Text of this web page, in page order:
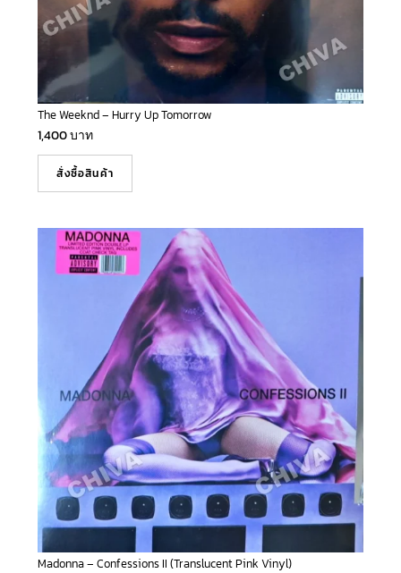
The Weeknd – Hurry Up Tomorrow
1,400บาท
สั่งซื้อสินค้า
Madonna – Confessions II (Translucent Pink Vinyl)